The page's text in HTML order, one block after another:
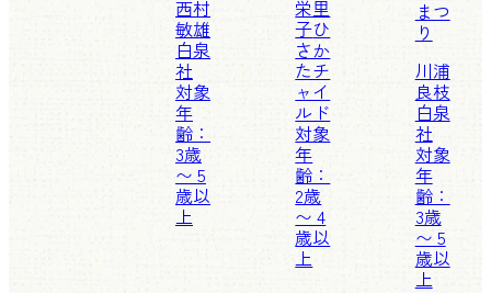
西村
敏雄
白泉
社
対象
年
齢：
3歳
〜 5
歳以
上
栄里
子ひ
さか
たチ
ャイ
ルド
対象
年
齢：
2歳
〜 4
歳以
上
まつ
り
川浦
良枝
白泉
社
対象
年
齢：
3歳
〜 5
歳以
上